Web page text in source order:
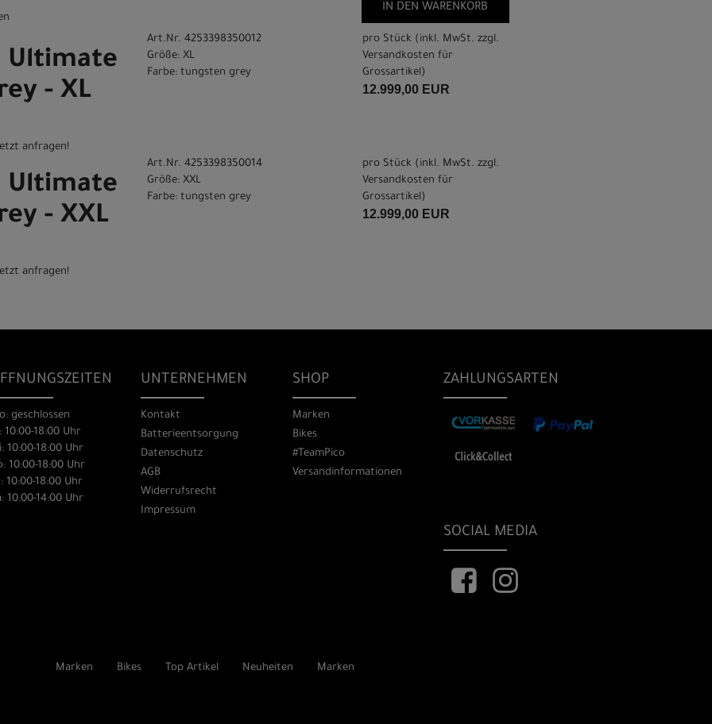
IN DEN WARENKORB
Ultimate
- XL
anfragen!
Art.Nr. 4253398350012
Größe: XL
Farbe: tungsten grey
pro Stück (inkl. MwSt. zzgl.
Versandkosten für
Grossartikel )
12.999,00 EUR
Ultimate
- XXL
anfragen!
Art.Nr. 4253398350014
Größe: XXL
Farbe: tungsten grey
pro Stück (inkl. MwSt. zzgl.
Versandkosten für
Grossartikel )
12.999,00 EUR
geschlossen
10:00-18:00 Uhr
10:00-18:00 Uhr
10:00-18:00 Uhr
10:00-18:00 Uhr
10:00-14:00 Uhr
UNTERNEHMEN
Kontakt
Batterieentsorgung
Datenschutz
AGB
Widerrufsrecht
Impressum
SHOP
Marken
Bikes
#TeamPico
Versandinformationen
ZAHLUNGSARTEN
SOCIAL MEDIA
Marken Bikes Top Artikel Neuheiten Marken